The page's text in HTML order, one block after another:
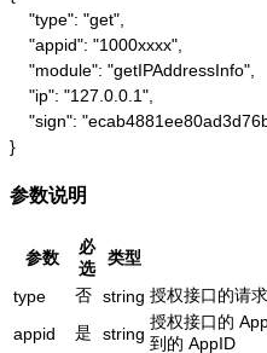
    "type": "get",
    "appid": "1000xxxx",
    "module": "getIPAddressInfo",
    "ip": "127.0.0.1",
"sign":
}
参数说明
参数
必
选
类型
type
否 string 授权接口的请
appid
是 string
授权接口的
到的 AppID